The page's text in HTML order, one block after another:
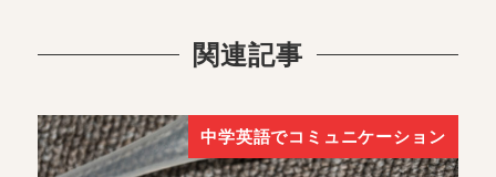
関連記事
中学英語でコミュニケーション